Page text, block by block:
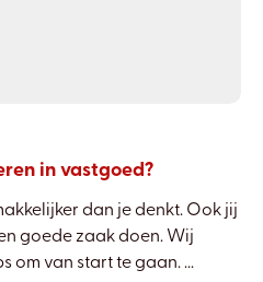
in vastgoed?
dan je denkt. Ook jij
goede zaak doen. Wij
om van start te gaan. ...